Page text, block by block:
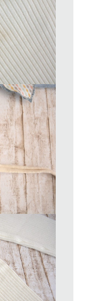
piegare i
alla fettuccia.
su tutta la
su se stesso
schema:
*1 maglia
alta, 1 maglia
maglia alta, 1
lato e ripeti
maglia bassa. Il
1 maglia bassa*,
e nascondete il
preparato le
di jeans. Inserite